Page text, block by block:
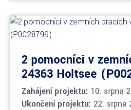
2 pomocníci v
24363 Holtsee
Zahájení projektu: 10. srpna
Ukončení projektu: 22. srpna